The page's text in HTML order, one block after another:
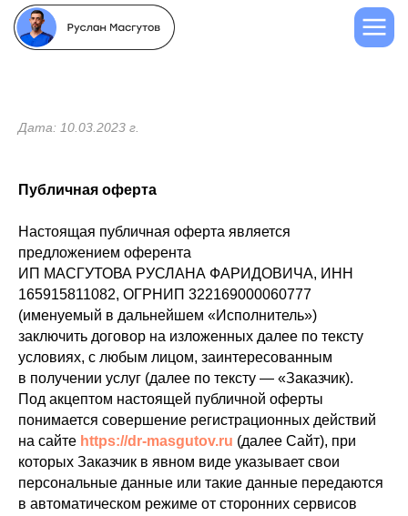
Дата: 10.03.2023 г.
Публичная оферта
Настоящая публичная оферта является
предложением оферента
ИП МАСГУТОВА РУСЛАНА ФАРИДОВИЧА, ИНН
165915811082, ОГРНИП 322169000060777
(именуемый в дальнейшем «Исполнитель»)
заключить договор на изложенных далее по тексту
условиях, с любым лицом, заинтересованным
в получении услуг (далее по тексту — «Заказчик).
Под акцептом настоящей публичной оферты
понимается совершение регистрационных действий
на сайте https://dr-masgutov.ru (далее Сайт), при
которых Заказчик в явном виде указывает свои
персональные данные или такие данные передаются
в автоматическом режиме от сторонних сервисов